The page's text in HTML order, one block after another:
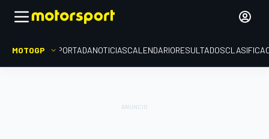
MOTOGP PORTADANOTICIASCALENDARIORESULTADOS